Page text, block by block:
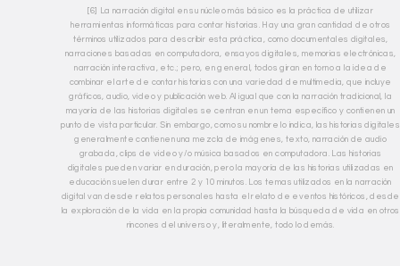
[6] La narración digital en su núcleo más básico es la práctica de utilizar
herramientas informáticas para contar historias. Hay una gran cantidad de otros
términos utilizados para describir esta práctica, como documentales digitales,
narraciones basadas en computadora, ensayos digitales, memorias electrónicas,
narración interactiva, etc.; pero, en general, todos giran en torno a la idea de
combinar el arte de contar historias con una variedad de multimedia, que incluye
gráficos, audio, video y publicación web. Al igual que con la narración tradicional, la
mayoría de las historias digitales se centran en un tema específico y contienen un
punto de vista particular. Sin embargo, como su nombre lo indica, las historias digitales
generalmente contienen una mezcla de imágenes, texto, narración de audio
grabada, clips de video y/o música basados en computadora. Las historias
digitales pueden variar en duración, pero la mayoría de las historias utilizadas en
educación suelen durar entre 2 y 10 minutos. Los temas utilizados en la narración
digital van desde relatos personales hasta el relato de eventos históricos, desde
la exploración de la vida en la propia comunidad hasta la búsqueda de vida en otros
rincones del universo y, literalmente, todo lo demás.